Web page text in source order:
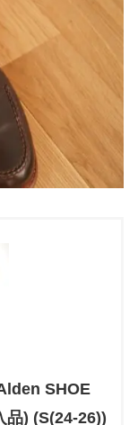
SHOE
品) (S(24-26))